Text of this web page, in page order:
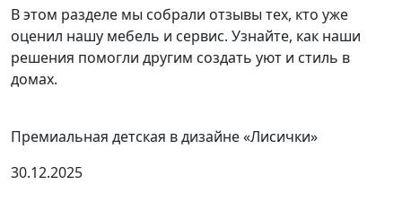
В этом разделе мы собрали отзывы тех, кто уже
оценил нашу мебель и сервис. Узнайте, как наши
решения помогли другим создать уют и стиль в
домах.
Премиальная детская в дизайне «Лисички»
30.12.2025